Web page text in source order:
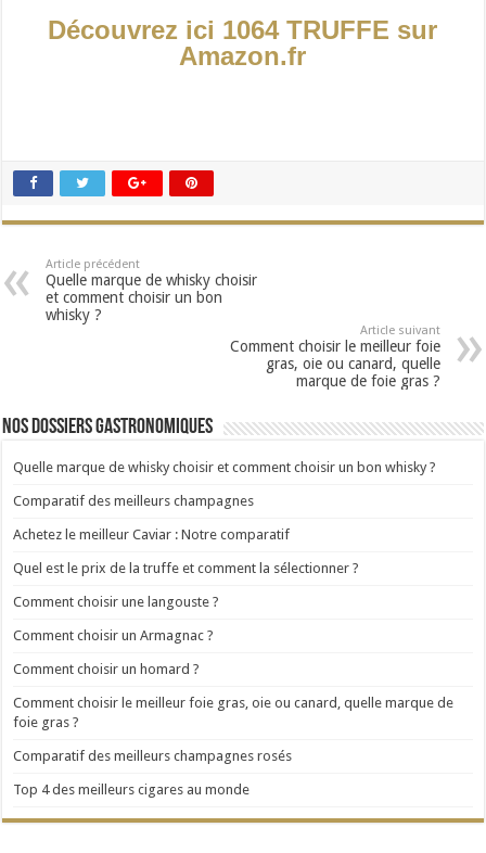
Découvrez ici 1064 TRUFFE sur
Amazon.fr
Article précédent
Quelle marque de whisky choisir
et comment choisir un bon
whisky ?
Article suivant
Comment choisir le meilleur foie
gras, oie ou canard, quelle
marque de foie gras ?
Nos dossiers gastronomiques
Quelle marque de whisky choisir et comment choisir un bon whisky ?
Comparatif des meilleurs champagnes
Achetez le meilleur Caviar : Notre comparatif
Quel est le prix de la truffe et comment la sélectionner ?
Comment choisir une langouste ?
Comment choisir un Armagnac ?
Comment choisir un homard ?
Comment choisir le meilleur foie gras, oie ou canard, quelle marque de
foie gras ?
Comparatif des meilleurs champagnes rosés
Top 4 des meilleurs cigares au monde